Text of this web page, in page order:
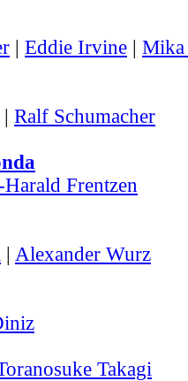
| Eddie Irvine | Mika
| Ralf Schumacher
Frentzen
| Alexander Wurz
Takagi